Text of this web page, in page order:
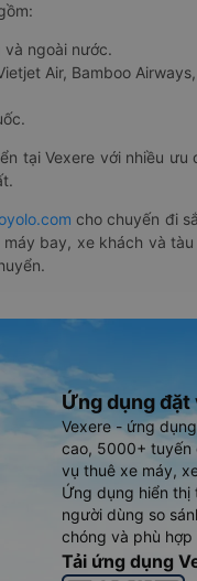
ngoài nước.
Air, Bamboo
tại Vexere với nhiều
cho chuyến đi
bay, xe khách và
Ứng dụng đặt
Vexere - ứng
cao, 5000+ tuyến
vụ thuê xe máy,
Ứng dụng hiển
người dùng so
chóng và phù hợp
Tải ứng dụng